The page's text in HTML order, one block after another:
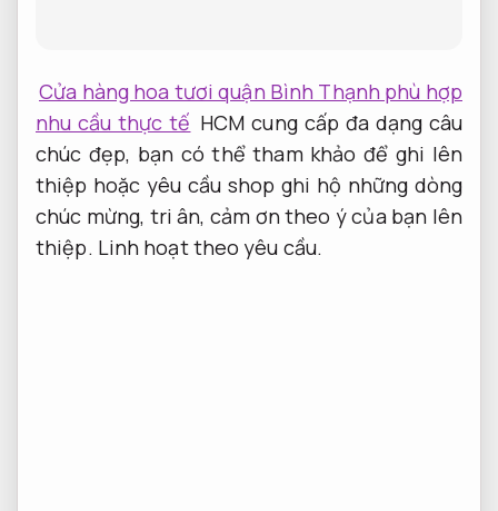
Cửa hàng hoa tươi quận Bình Thạnh phù hợp
nhu cầu thực tế HCM cung cấp đa dạng câu
chúc đẹp, bạn có thể tham khảo để ghi lên
thiệp hoặc yêu cầu shop ghi hộ những dòng
chúc mừng, tri ân, cảm ơn theo ý của bạn lên
thiệp. Linh hoạt theo yêu cầu.